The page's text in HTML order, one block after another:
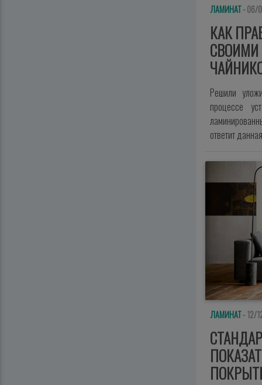
ЛАМИНАТ- 06/
КАК
Решили
процессе
ответит
ЛАМИНАТ- 12/